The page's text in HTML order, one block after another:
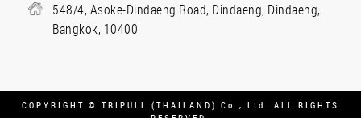
548/4, Asoke-Dindaeng Road, Dindaeng, Dindaeng,
Bangkok, 10400
COPYRIGHT © TRIPULL (THAILAND) Co., Ltd. ALL RIGHTS